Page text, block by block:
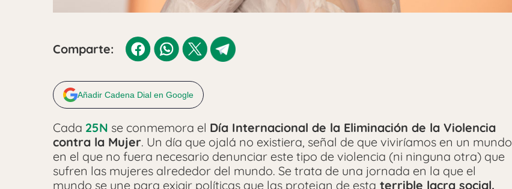
Comparte:
Añadir Cadena Dial en Google
Cada 25N se conmemora el Día Internacional de la Eliminación de la Violencia
contra la Mujer. Un día que ojalá no existiera, señal de que viviríamos en un mundo
en el que no fuera necesario denunciar este tipo de violencia (ni ninguna otra) que
sufren las mujeres alrededor del mundo. Se trata de una jornada en la que el
mundo se une para exigir políticas que las protejan de esta terrible lacra social.